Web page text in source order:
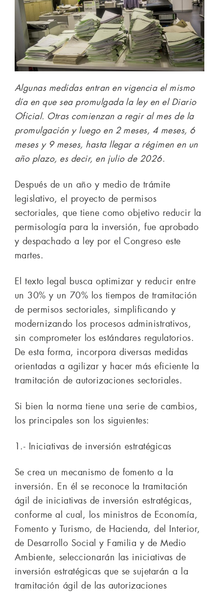
Algunas medidas entran en vigencia el mismo
día en que sea promulgada la ley en el Diario
Oficial. Otras comienzan a regir al mes de la
promulgación y luego en 2 meses, 4 meses, 6
meses y 9 meses, hasta llegar a régimen en un
año plazo, es decir, en julio de 2026.
Después de un año y medio de trámite
legislativo, el proyecto de permisos
sectoriales, que tiene como objetivo reducir la
permisología para la inversión, fue aprobado
y despachado a ley por el Congreso este
martes.
El texto legal busca optimizar y reducir entre
un 30% y un 70% los tiempos de tramitación
de permisos sectoriales, simplificando y
modernizando los procesos administrativos,
sin comprometer los estándares regulatorios.
De esta forma, incorpora diversas medidas
orientadas a agilizar y hacer más eficiente la
tramitación de autorizaciones sectoriales.
Si bien la norma tiene una serie de cambios,
los principales son los siguientes:
1.- Iniciativas de inversión estratégicas
Se crea un mecanismo de fomento a la
inversión. En él se reconoce la tramitación
ágil de iniciativas de inversión estratégicas,
conforme al cual, los ministros de Economía,
Fomento y Turismo, de Hacienda, del Interior,
de Desarrollo Social y Familia y de Medio
Ambiente, seleccionarán las iniciativas de
inversión estratégicas que se sujetarán a la
tramitación ágil de las autorizaciones